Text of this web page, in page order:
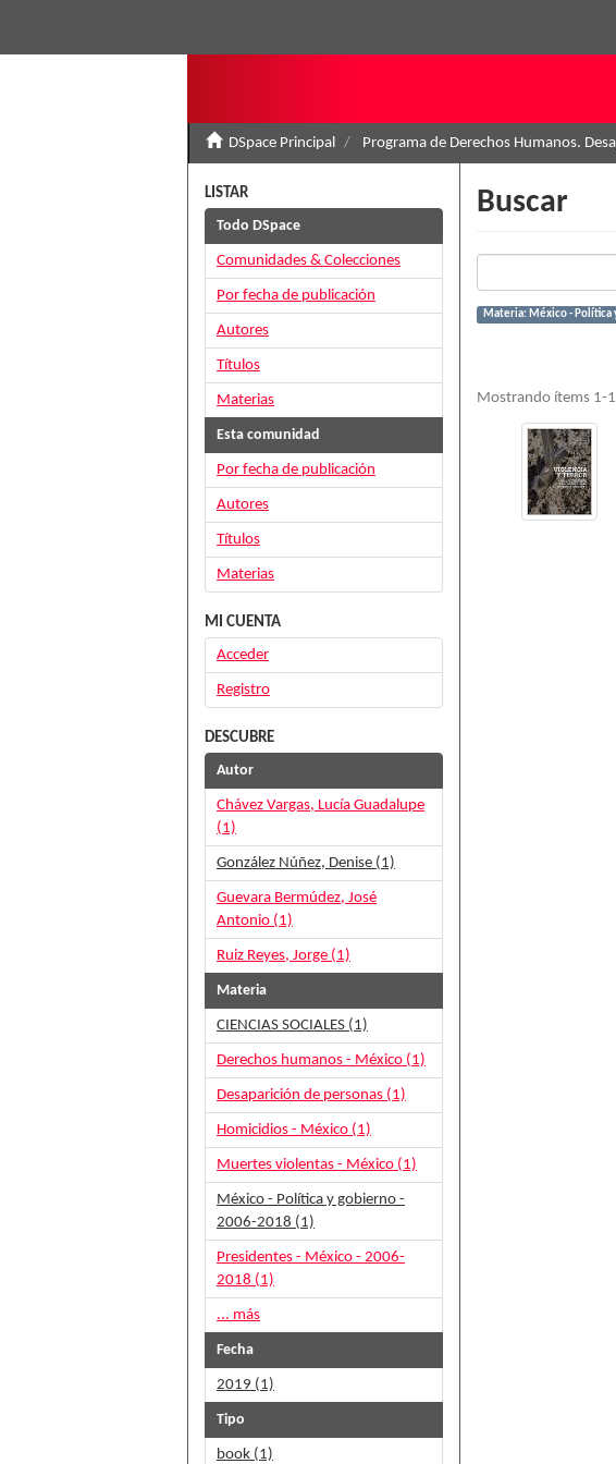
DSpace Principal Programa de Derechos Humanos.
Buscar
Materia: México - Política
Mostrando ítems 1-
LISTAR
Todo DSpace
Comunidades & Colecciones
Por fecha de publicación
Autores
Títulos
Materias
Esta comunidad
Por fecha de publicación
Autores
Títulos
Materias
MI CUENTA
Acceder
Registro
DESCUBRE
Autor
Chávez Vargas, Lucía Guadalupe
(1)
González Núñez, Denise (1)
Guevara Bermúdez, José
Antonio (1)
Ruiz Reyes, Jorge (1)
Materia
CIENCIAS SOCIALES (1)
Derechos humanos - México (1)
Desaparición de personas (1)
Homicidios - México (1)
Muertes violentas - México (1)
México - Política y gobierno -
2006-2018 (1)
Presidentes - México - 2006-
2018 (1)
... más
Fecha
2019 (1)
Tipo
book (1)